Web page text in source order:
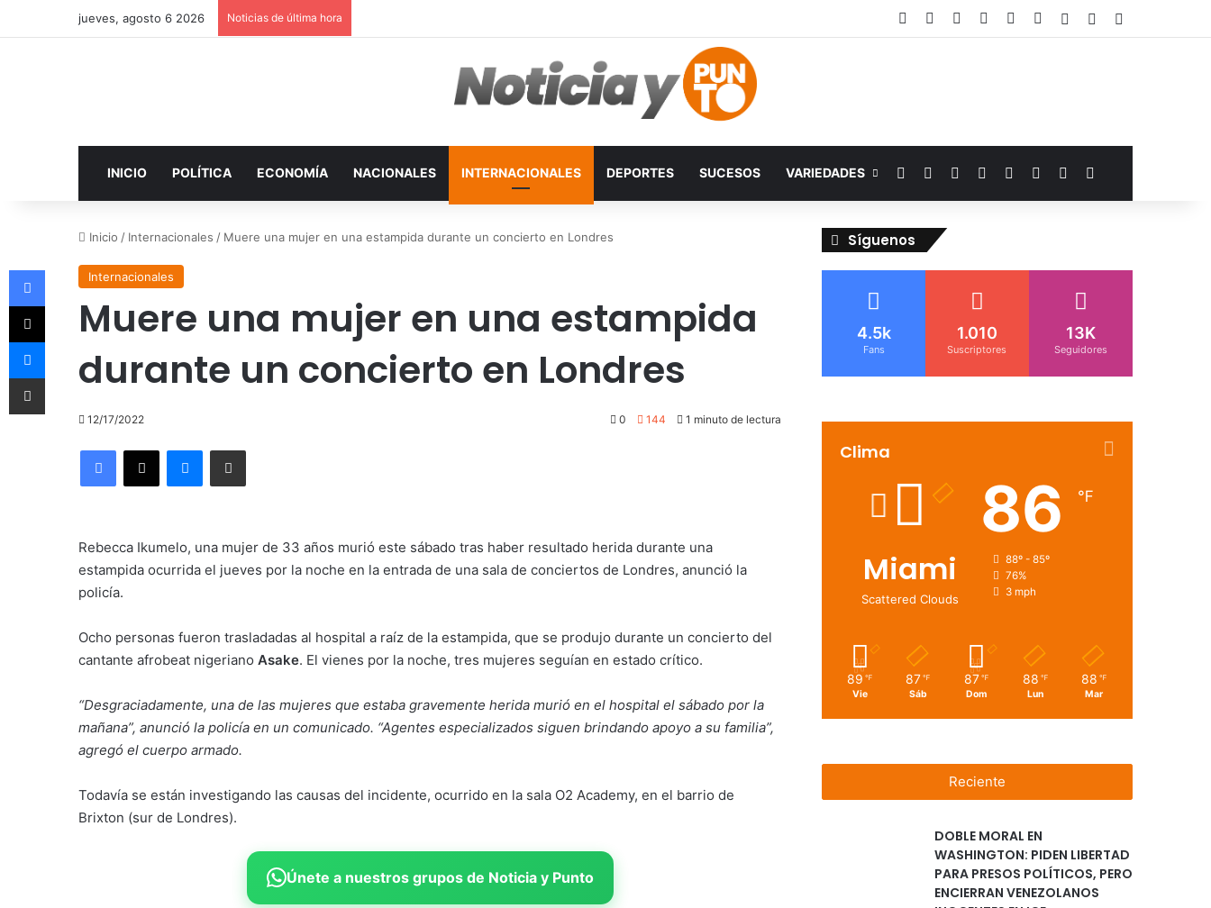
jueves, agosto 6 2026 Noticias de última hora FacebookYouTubeInstagramTelegramWhatsAppGoogle Noticias
AccesoPublicación al
INICIO POLÍTICA ECONOMÍA NACIONALES INTERNACIONALES DEPORTES SUCESOS VARIEDADES FacebookYouTubeInstagramTelegramWhatsAppGoogle Noticias
Switch skin
Inicio / Internacionales / Muere una mujer en una estampida durante un concierto en Londres
Internacionales
Muere una mujer en una estampida
durante un concierto en Londres
12/17/2022 0 144 1 minuto de lectura
Facebook
X MessengerCompartir por correo electrónico
Rebecca Ikumelo, una mujer de 33 años murió este sábado tras haber resultado herida durante una
estampida ocurrida el jueves por la noche en la entrada de una sala de conciertos de Londres, anunció la
policía.
Ocho personas fueron trasladadas al hospital a raíz de la estampida, que se produjo durante un concierto del
cantante afrobeat nigeriano Asake. El vienes por la noche, tres mujeres seguían en estado crítico.
“Desgraciadamente, una de las mujeres que estaba gravemente herida murió en el hospital el sábado por la
mañana”, anunció la policía en un comunicado. “Agentes especializados siguen brindando apoyo a su familia”,
agregó el cuerpo armado.
Todavía se están investigando las causas del incidente, ocurrido en la sala O2 Academy, en el barrio de
Brixton (sur de Londres).
Únete a nuestros grupos de Noticia y Punto
Síguenos
4.5k
Fans
1.010
Suscriptores
13K
Seguidores
Clima
Miami
Scattered Clouds
86 ℉
88º - 85º
76%
3 mph
89 ℉
Vie
87 ℉
Sáb
87 ℉
Dom
88 ℉
Lun
88 ℉
Mar
Reciente
DOBLE MORAL EN
WASHINGTON: PIDEN LIBERTAD
PARA PRESOS POLÍTICOS, PERO
ENCIERRAN VENEZOLANOS
Facebook
X
Messenger
Compartir por correo electrónico